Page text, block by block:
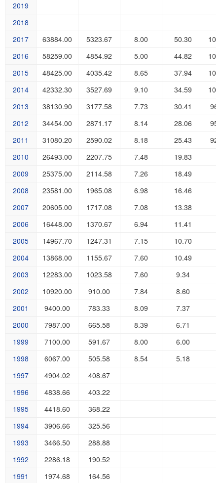
2019
2018
2017
63884.00 5323.67 8.00 50.30
2016
58259.00 4854.92 5.00 44.82
2015
48425.00 4035.42 8.65 37.94
2014
42332.30 3527.69 9.10 34.59
2013
38130.90 3177.58 7.73 30.41
2012
34454.00 2871.17 8.14 28.06
2011
31080.20 2590.02 8.18 25.43
2010
26493.00 2207.75 7.48
19.83
2009
25375.00 2114.58 7.26
18.49
2008
23581.00 1965.08 6.98
16.46
2007
20605.00 1717.08 7.08
13.38
2006
16448.00 1370.67 6.94
11.41
2005
14967.70 1247.31 7.15
10.70
2004
13868.00 1155.67 7.60
10.49
2003
12283.00 1023.58 7.60
9.34
2002
10920.00 910.00 7.84
8.60
2001
9400.00 783.33 8.09
7.37
2000
7987.00 665.58 8.39
6.71
1999
7100.00 591.67 8.00
6.00
1998
6067.00 505.58 8.54
5.18
1997
4904.02
408.67
1996
4838.66
403.22
1995
4418.60
368.22
1994
3906.66
325.56
1993
3466.50
288.88
1992
2286.18
190.52
1991
1974.68
164.56